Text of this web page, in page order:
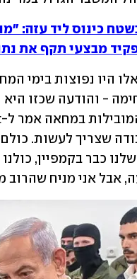
כינוס ליד עזה:
מבצעי תקף את
אבל אני מניח שהרוב